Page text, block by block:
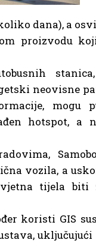
dana), a
proizvodu
neovisne
mogu
hotspot, a
vozila, a
tijela biti
koristi GIS